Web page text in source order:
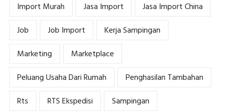
Import Murah
Jasa Import
Jasa Import China
Job
Job Import
Kerja Sampingan
Marketing
Marketplace
Peluang Usaha Dari Rumah
Penghasilan Tambahan
Rts
RTS Ekspedisi
Sampingan